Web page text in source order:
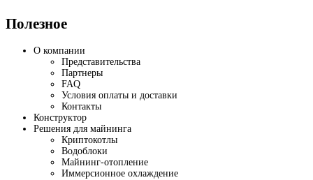
Полезное
О компании
Представительства
Партнеры
FAQ
Условия оплаты и доставки
Контакты
Конструктор
Решения для майнинга
Криптокотлы
Водоблоки
Майнинг-отопление
Иммерсионное охлаждение